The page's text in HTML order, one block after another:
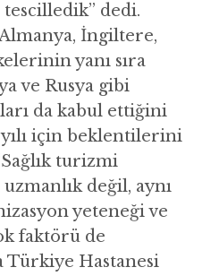
dedi.
İngiltere,
yanı sıra
ve Rusya gibi
da kabul ettiğini
yılı için beklentilerini
turizmi
değil, aynı
yeteneği ve
faktörü de
Türkiye Hastanesi